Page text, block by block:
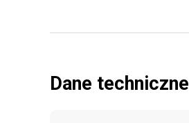
Dane techniczne